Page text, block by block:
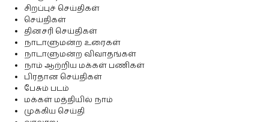
சிறப்புச் செய்திகள்
செய்திகள்
தினசரி செய்திகள்
நாடாளுமன்ற உரைகள்
நாடாளுமன்ற விவாதங்கள்
நாம் ஆற்றிய மக்கள் பணிகள்
பிரதான செய்திகள்
பேசும் படம்
மக்கள் மத்தியில் நாம்
முக்கிய செய்தி